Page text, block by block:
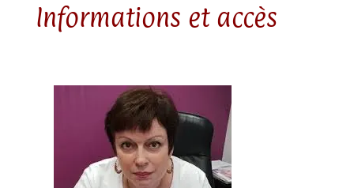
Informations et accès